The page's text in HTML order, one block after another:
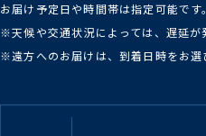
お届け予定日や時間帯は指定可能で
※天候や交通状況によっては、遅延が
※遠方へのお届けは、到着日時をお選